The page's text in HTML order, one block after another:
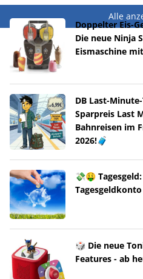
Alle
Doppelter Eis-
Die neue Ninja
Eismaschine
DB Last-
Sparpreis Last
Bahnreisen im
2026!🧳
💸🤑
Tagesgeldkonto
🎲 Die neue
Features - ab